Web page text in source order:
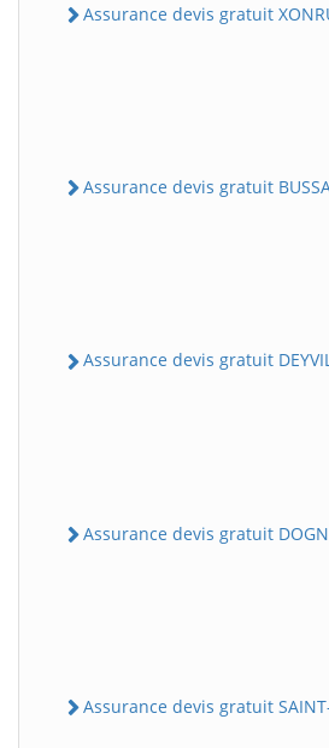
Assurance devis gratuit
Assurance devis gratuit
Assurance devis gratuit
Assurance devis gratuit
Assurance devis gratuit